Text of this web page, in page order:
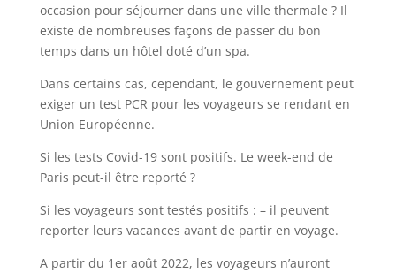
occasion pour séjourner dans une ville thermale ? Il
existe de nombreuses façons de passer du bon
temps dans un hôtel doté d’un spa.
Dans certains cas, cependant, le gouvernement peut
exiger un test PCR pour les voyageurs se rendant en
Union Européenne.
Si les tests Covid-19 sont positifs. Le week-end de
Paris peut-il être reporté ?
Si les voyageurs sont testés positifs : – il peuvent
reporter leurs vacances avant de partir en voyage.
A partir du 1er août 2022, les voyageurs n’auront